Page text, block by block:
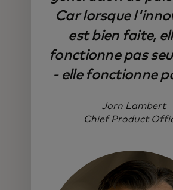
Car lorsque
est bien faite,
fonctionne pas
- elle fonctionne
Jorn Lambert
Chief Product